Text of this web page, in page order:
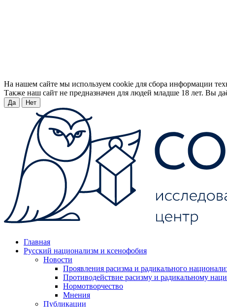
На нашем сайте мы используем cookie для сбора информации
Также наш сайт не предназначен для людей младше 18 лет. Вы
Да Нет
Главная
Русский национализм и ксенофобия
Новости
Проявления расизма и радикального
Противодействие расизму и радикальному
Нормотворчество
Мнения
Публикации